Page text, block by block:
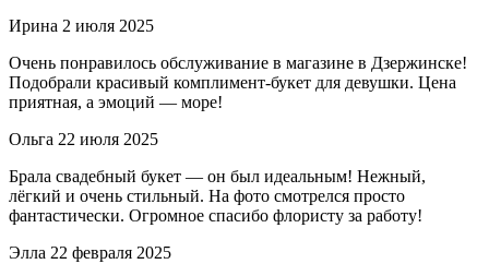
Ирина 2 июля 2025
Очень понравилось обслуживание в магазине в Дзержинске!
Подобрали красивый комплимент-букет для девушки. Цена
приятная, а эмоций — море!
Ольга 22 июля 2025
Брала свадебный букет — он был идеальным! Нежный,
лёгкий и очень стильный. На фото смотрелся просто
фантастически. Огромное спасибо флористу за работу!
Элла 22 февраля 2025